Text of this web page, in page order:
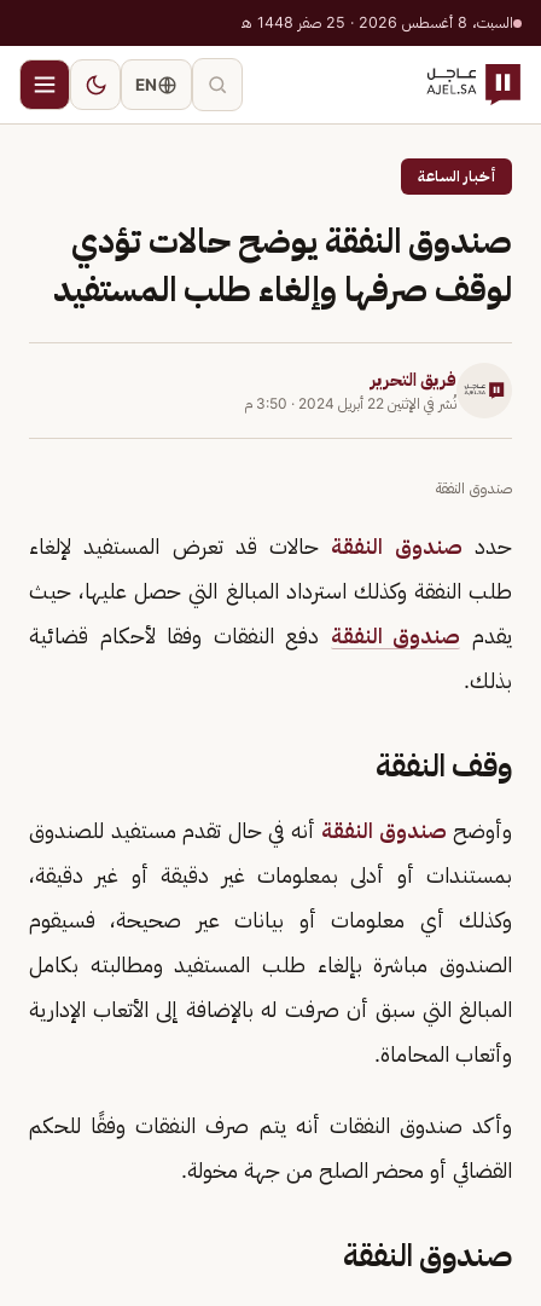
السبت، 8 أغسطس 2026 · 25 صفر 1448 هـ
EN
أخبار الساعة
صندوق النفقة يوضح حالات تؤدي
لوقف صرفها وإلغاء طلب المستفيد
فريق التحرير
نُشر في الإثنين 22 أبريل 2024 · 3:50 م
صندوق النفقة
حدد صندوق النفقة حالات قد تعرض المستفيد لإلغاء
طلب النفقة وكذلك استرداد المبالغ التي حصل عليها، حيث
يقدم صندوق النفقة دفع النفقات وفقا لأحكام قضائية
بذلك.
وقف النفقة
وأوضح صندوق النفقة أنه في حال تقدم مستفيد للصندوق
بمستندات أو أدلى بمعلومات غير دقيقة أو غير دقيقة،
وكذلك أي معلومات أو بيانات عير صحيحة، فسيقوم
الصندوق مباشرة بإلغاء طلب المستفيد ومطالبته بكامل
المبالغ التي سبق أن صرفت له بالإضافة إلى الأتعاب الإدارية
وأتعاب المحاماة.
وأكد صندوق النفقات أنه يتم صرف النفقات وفقًا للحكم
القضائي أو محضر الصلح من جهة مخولة.
صندوق النفقة